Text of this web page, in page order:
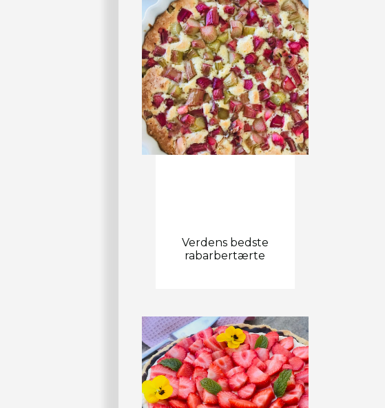
Verdens bedste
rabarbertærte